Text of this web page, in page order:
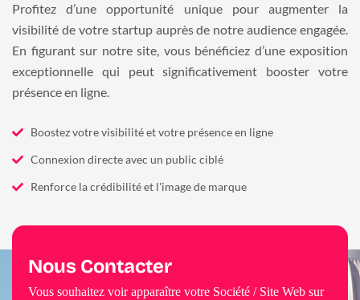
Profitez d’une opportunité unique pour augmenter la
visibilité de votre startup auprès de notre audience engagée.
En figurant sur notre site, vous bénéficiez d’une exposition
exceptionnelle qui peut significativement booster votre
présence en ligne.
Boostez votre visibilité et votre présence en ligne
Connexion directe avec un public ciblé
Renforce la crédibilité et l'image de marque
Nous Contacter
Vous souhaitez voir apparaître votre Société / Site Web sur